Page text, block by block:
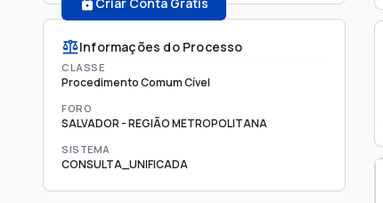
Informações do Processo
CLASSE
Procedimento Comum Cível
FORO
SALVADOR - REGIÃO METROPOLITANA
SISTEMA
CONSULTA_UNIFICADA